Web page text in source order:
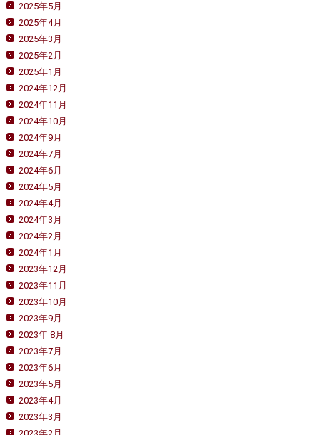
2025年5月
2025年4月
2025年3月
2025年2月
2025年1月
2024年12月
2024年11月
2024年10月
2024年9月
2024年7月
2024年6月
2024年5月
2024年4月
2024年3月
2024年2月
2024年1月
2023年12月
2023年11月
2023年10月
2023年9月
2023年 8月
2023年7月
2023年6月
2023年5月
2023年4月
2023年3月